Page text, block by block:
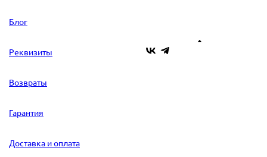
Блог
Реквизиты
Возвраты
Гарантия
Доставка и оплата